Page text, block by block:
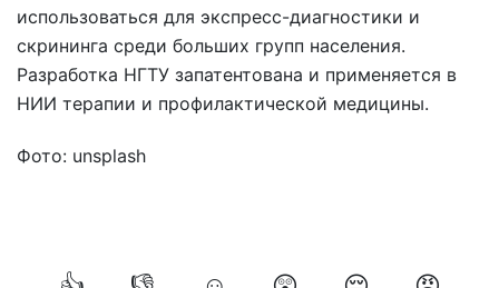
использоваться для экспресс-диагностики и
скрининга среди больших групп населения.
Разработка НГТУ запатентована и применяется в
НИИ терапии и профилактической медицины.
Фото: unsplash